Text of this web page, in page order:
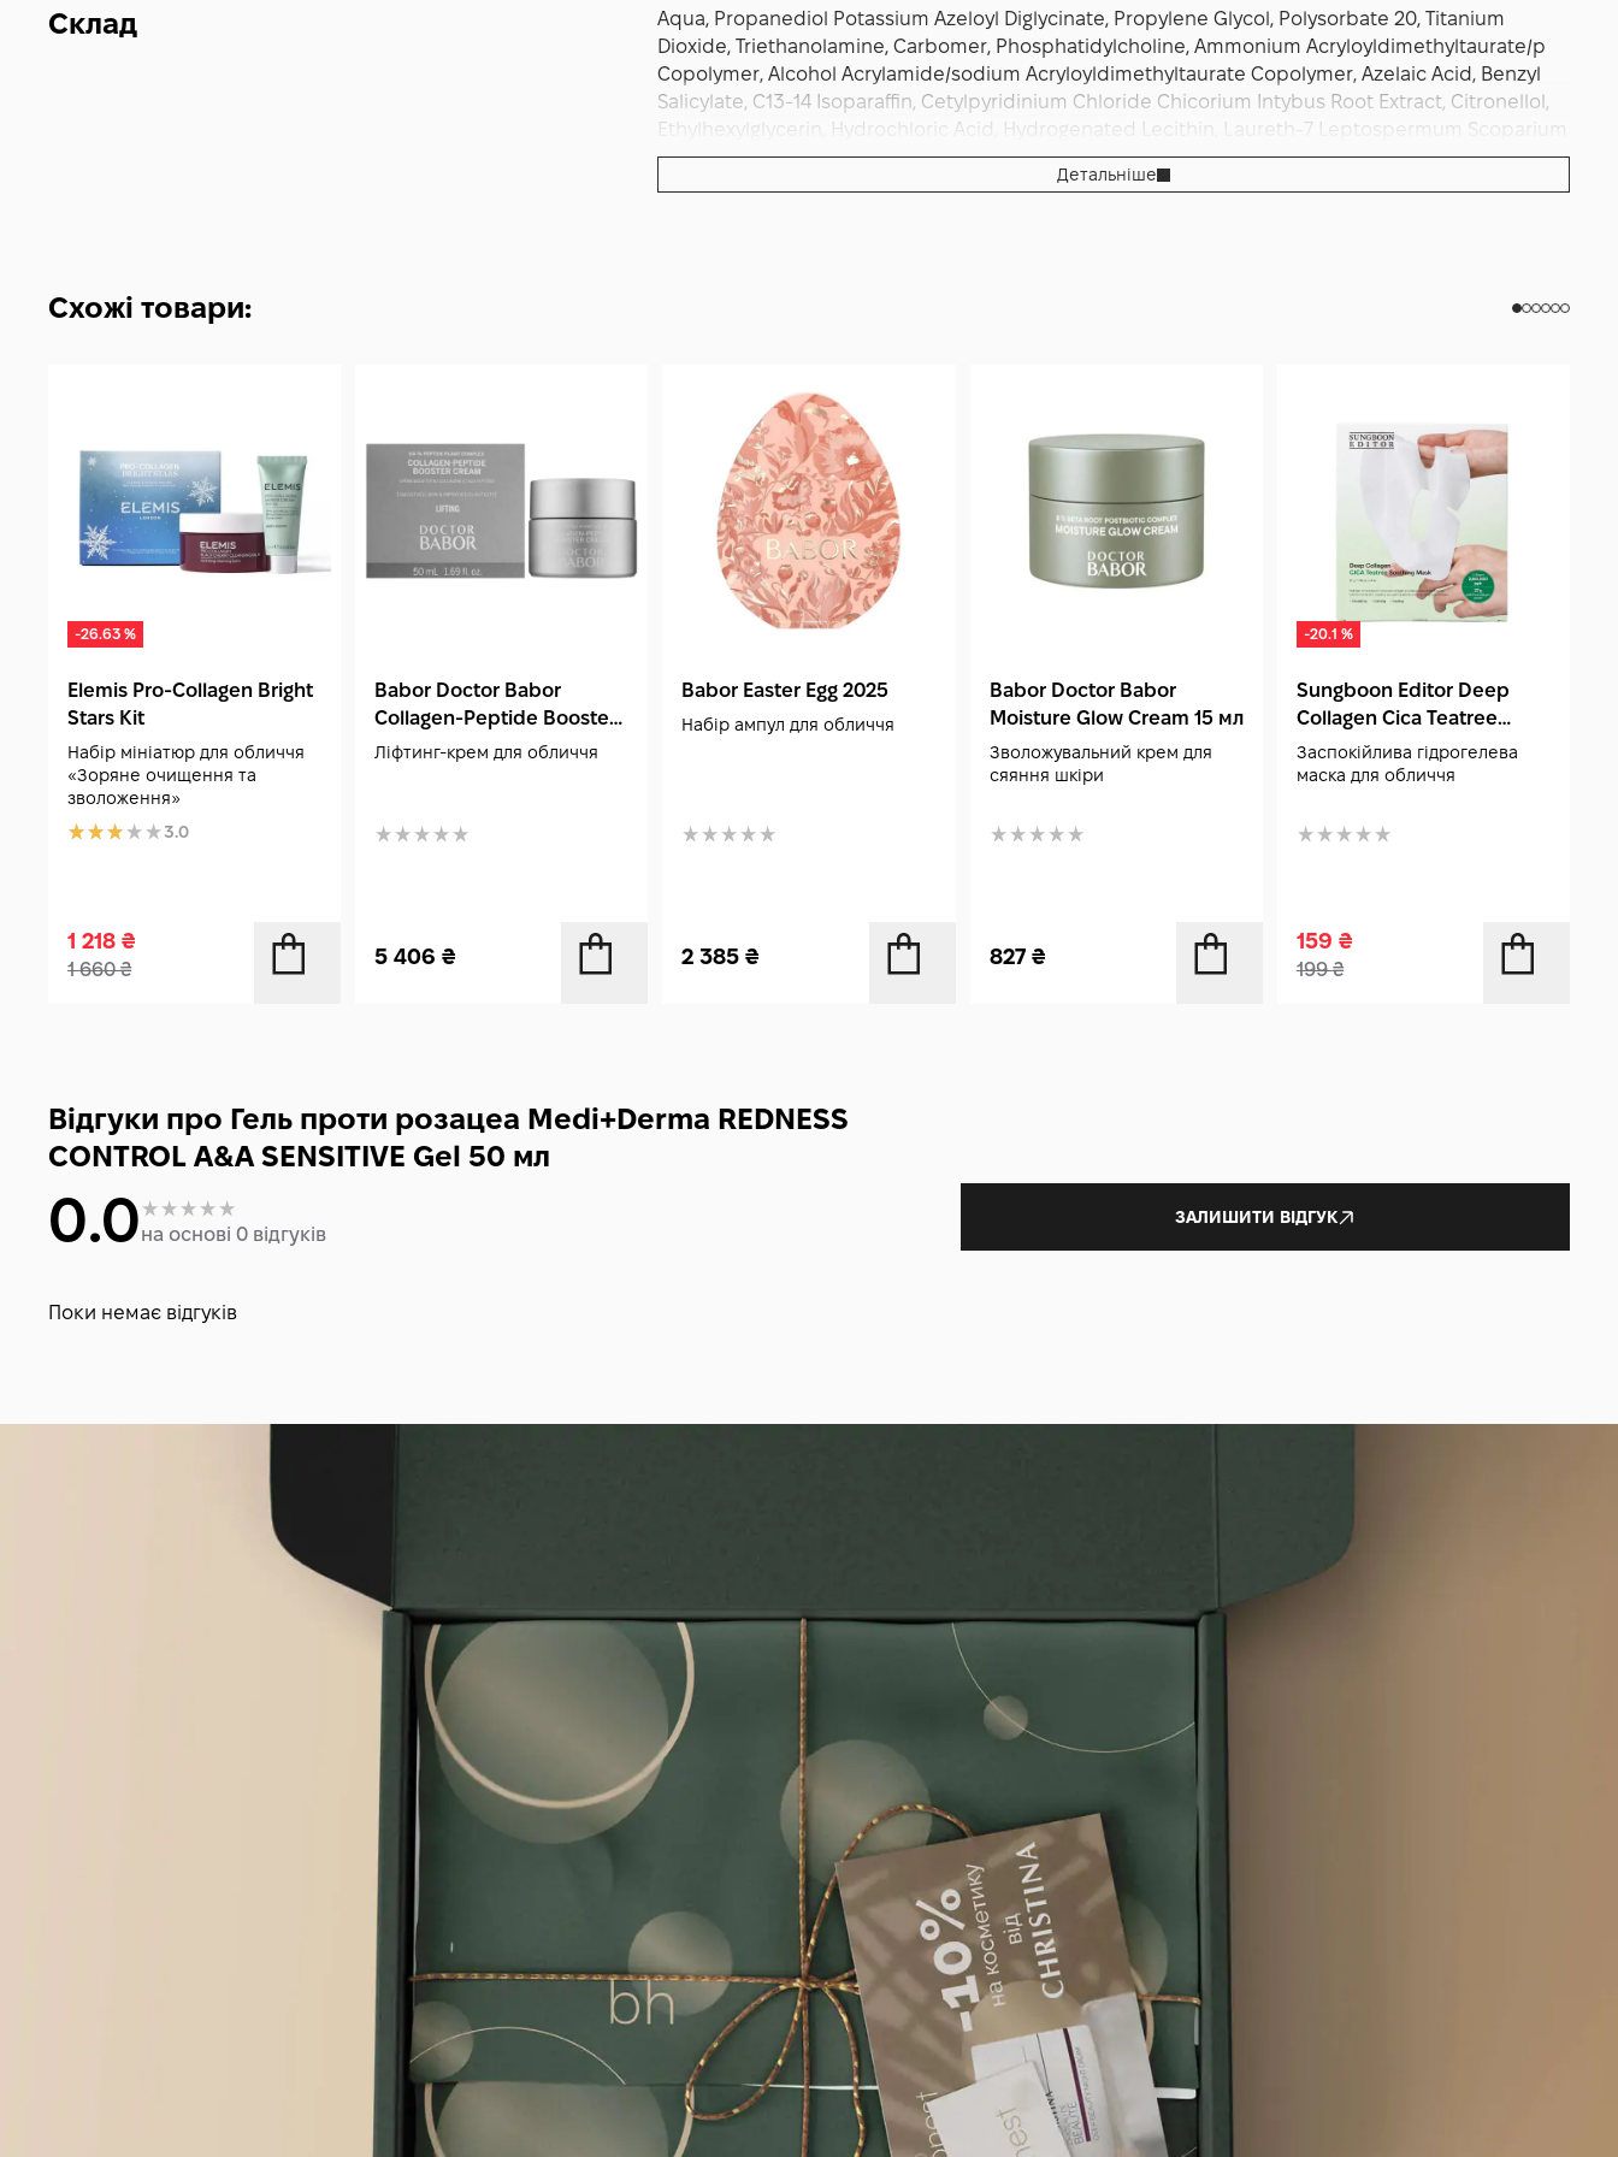
Склад
Aqua, Propanediol Potassium Azeloyl Diglycinate, Propylene Glycol, Polysorbate 20, Titanium
Dioxide, Triethanolamine, Carbomer, Phosphatidylcholine, Ammonium Acryloyldimethyltaurate/p
Copolymer, Alcohol Acrylamide/sodium Acryloyldimethyltaurate Copolymer, Azelaic Acid, Benzyl
Salicylate, C13-14 Isoparaffin, Cetylpyridinium Chloride Chicorium Intybus Root Extract, Citronellol,
Ethylhexylglycerin, Hydrochloric Acid, Hydrogenated Lecithin, Laureth-7 Leptospermum Scoparium
Branchaleaf Oil, Linalool Melalelica Alternifolia Leaf Dil Mica Niacn, Panthenol Pantolactone Parfum,
Phenoxyethanol Phytosphingosine Hcl Potassium Sorbate, Retinal, Retinyl Palmitate Silybum
Детальніше
Схожі товари:
-26.63 %
Elemis Pro-Collagen Bright
Stars Kit
Набір мініатюр для обличчя
«Зоряне очищення та
зволоження»
3.0
1 218 ₴
1 660₴
Babor Doctor Babor
Collagen-Peptide Booster
Cream 50 мл
Ліфтинг-крем для обличчя
5 406₴
Babor Easter Egg 2025
Набір ампул для обличчя
2 385₴
Babor Doctor Babor
Moisture Glow Cream 15 мл
Зволожувальний крем для
сяяння шкіри
827 ₴
-20.1 %
Sungboon Editor Deep
Collagen Cica Teatree
Soothing Mask 1 шт
Заспокійлива гідрогелева
маска для обличчя
159 ₴
199₴
Відгуки про Гель проти розацеа Medi+Derma REDNESS
CONTROL A&A SENSITIVE Gel 50 мл
0.0на основі 0 відгуків
ЗАЛИШИТИ ВІДГУК
Поки немає відгуків